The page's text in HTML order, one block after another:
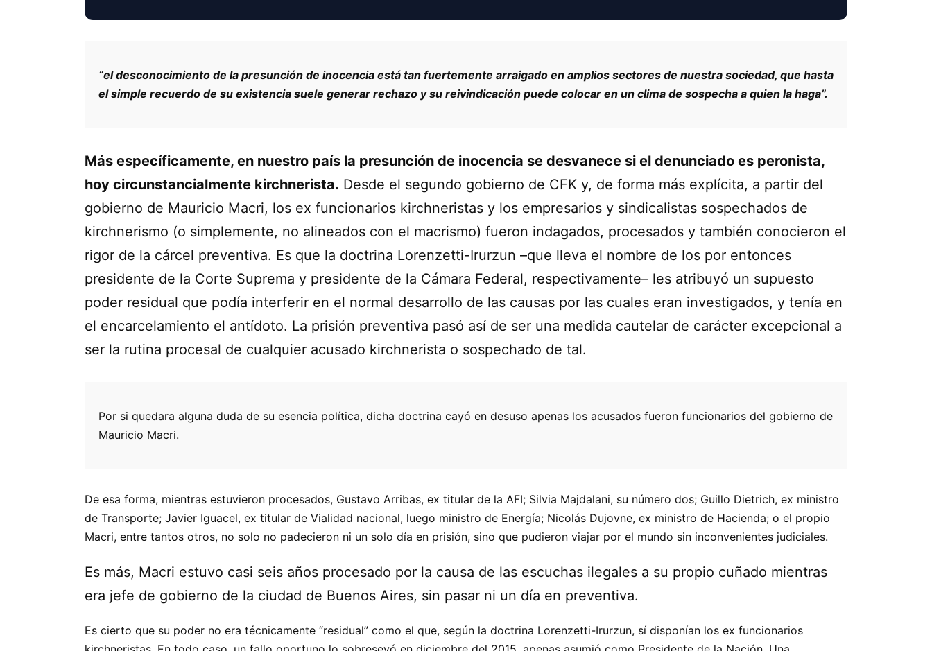
“el desconocimiento de la presunción de inocencia está tan fuertemente arraigado en amplios sectores de nuestra sociedad, que hasta
el simple recuerdo de su existencia suele generar rechazo y su reivindicación puede colocar en un clima de sospecha a quien la haga”.
Más específicamente, en nuestro país la presunción de inocencia se desvanece si el denunciado es peronista,
hoy circunstancialmente kirchnerista. Desde el segundo gobierno de CFK y, de forma más explícita, a partir del
gobierno de Mauricio Macri, los ex funcionarios kirchneristas y los empresarios y sindicalistas sospechados de
kirchnerismo (o simplemente, no alineados con el macrismo) fueron indagados, procesados y también conocieron el
rigor de la cárcel preventiva. Es que la doctrina Lorenzetti-Irurzun –que lleva el nombre de los por entonces
presidente de la Corte Suprema y presidente de la Cámara Federal, respectivamente– les atribuyó un supuesto
poder residual que podía interferir en el normal desarrollo de las causas por las cuales eran investigados, y tenía en
el encarcelamiento el antídoto. La prisión preventiva pasó así de ser una medida cautelar de carácter excepcional a
ser la rutina procesal de cualquier acusado kirchnerista o sospechado de tal.
Por si quedara alguna duda de su esencia política, dicha doctrina cayó en desuso apenas los acusados fueron funcionarios del gobierno de
Mauricio Macri.
De esa forma, mientras estuvieron procesados, Gustavo Arribas, ex titular de la AFI; Silvia Majdalani, su número dos; Guillo Dietrich, ex ministro
de Transporte; Javier Iguacel, ex titular de Vialidad nacional, luego ministro de Energía; Nicolás Dujovne, ex ministro de Hacienda; o el propio
Macri, entre tantos otros, no solo no padecieron ni un solo día en prisión, sino que pudieron viajar por el mundo sin inconvenientes judiciales.
Es más, Macri estuvo casi seis años procesado por la causa de las escuchas ilegales a su propio cuñado mientras
era jefe de gobierno de la ciudad de Buenos Aires, sin pasar ni un día en preventiva.
Es cierto que su poder no era técnicamente “residual” como el que, según la doctrina Lorenzetti-Irurzun, sí disponían los ex funcionarios